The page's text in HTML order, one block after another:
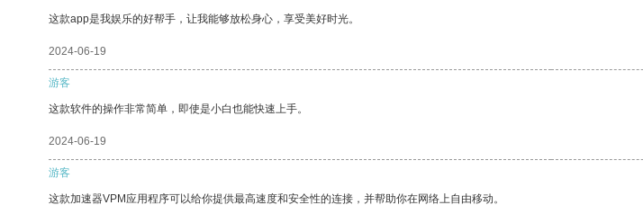
这款app是我娱乐的好帮手，让我能够放松身心，享受美好时光。
2024-06-19
游客
这款软件的操作非常简单，即使是小白也能快速上手。
2024-06-19
游客
这款加速器VPM应用程序可以给你提供最高速度和安全性的连接，并帮助你在网络上自由移动。